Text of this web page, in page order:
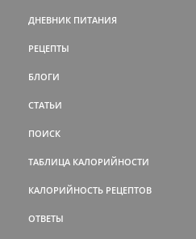
ДНЕВНИК ПИТАНИЯ
РЕЦЕПТЫ
БЛОГИ
СТАТЬИ
ПОИСК
ТАБЛИЦА КАЛОРИЙНОСТИ
КАЛОРИЙНОСТЬ РЕЦЕПТОВ
ОТВЕТЫ